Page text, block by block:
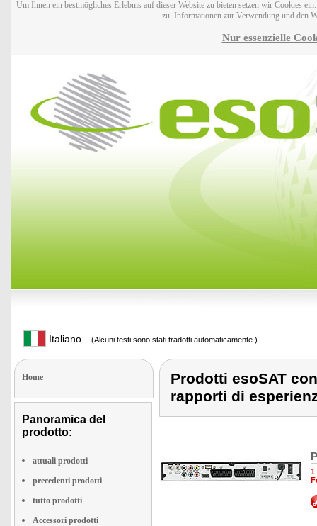
Um Ihnen ein bestmögliches Erlebnis auf dieser Website zu bieten setzen wir Cookies
zu. Informationen zur Verwendung und den
Nur essenzielle
Italiano (Alcuni testi sono stati tradotti automaticamente.)
Home
Panoramica del
prodotto:
attuali prodotti
precedenti prodotti
tutto prodotti
Accessori prodotti
Prodotti esoSAT
rapporti di
1